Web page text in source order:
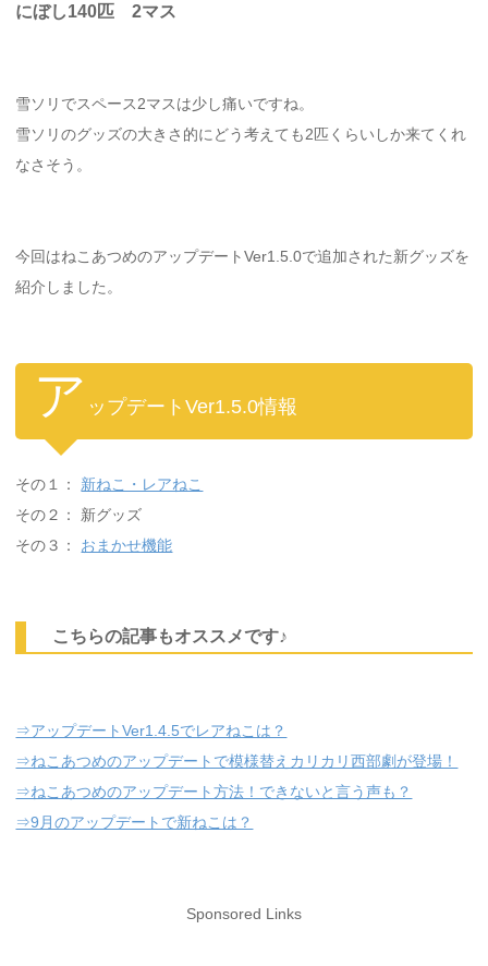
にぼし140匹 2マス
雪ソリでスペース2マスは少し痛いですね。
雪ソリのグッズの大きさ的にどう考えても2匹くらいしか来てくれ
なさそう。
今回はねこあつめのアップデートVer1.5.0で追加された新グッズを
紹介しました。
ア ップデートVer1.5.0情報
その１： 新ねこ・レアねこ
その２： 新グッズ
その３： おまかせ機能
こちらの記事もオススメです♪
⇒アップデートVer1.4.5でレアねこは？
⇒ねこあつめのアップデートで模様替えカリカリ西部劇が登場！
⇒ねこあつめのアップデート方法！できないと言う声も？
⇒9月のアップデートで新ねこは？
Sponsored Links